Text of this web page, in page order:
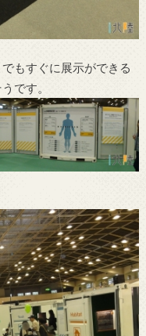
もすぐに展示ができる
です。